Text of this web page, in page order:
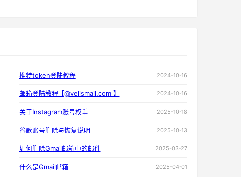
推特token登陆教程 2024-10-16
邮箱登陆教程【@velismail.com 】 2024-10-16
关于Instagram账号权重 2025-10-18
谷歌账号删除与恢复说明 2025-10-13
如何删除Gmail邮箱中的邮件 2025-03-27
什么是Gmail邮箱 2025-04-01